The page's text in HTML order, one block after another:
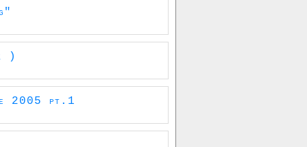
)
2005 pt.1